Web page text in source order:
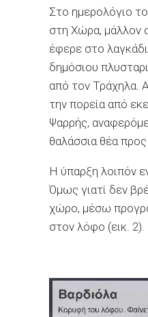
Στο ημερολόγιο
στη Χώρα, μάλλον
έφερε στο
δημόσιου
από τον Τράχηλα.
την πορεία από
Ψαρρής,
θαλάσσια θέα
Η ύπαρξη λοιπόν
Όμως γιατί δεν
χώρο, μέσω
στον λόφο (εικ. 2).